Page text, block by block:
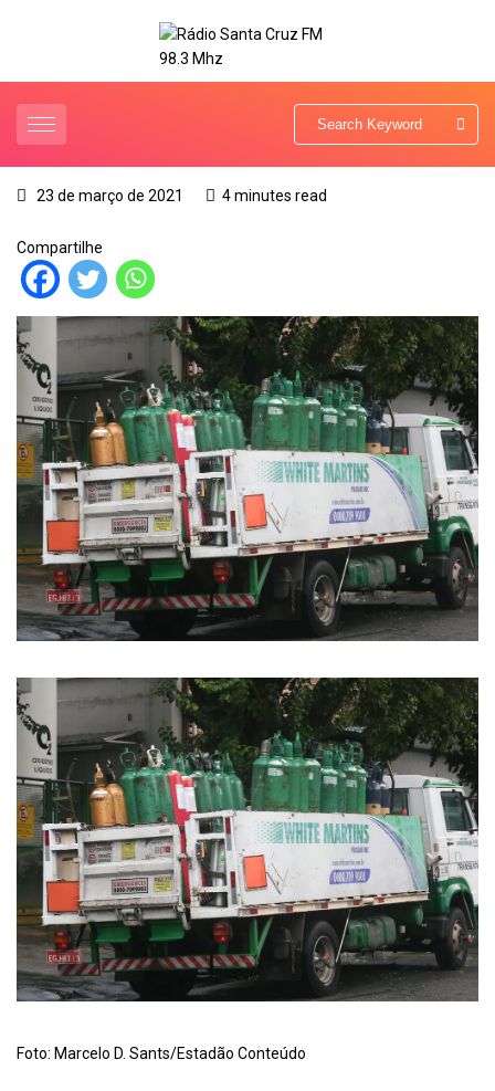
23 de março de 2021 4 minutes read
Compartilhe
Foto: Marcelo D. Sants/Estadão Conteúdo